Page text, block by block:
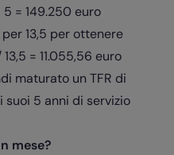
= 149.250 euro
13,5 per ottenere
= 11.055,56 euro
maturato un TFR di
suoi 5 anni di servizio
mese?